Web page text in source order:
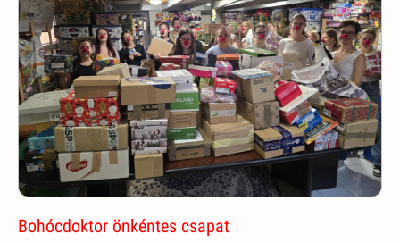
Bohócdoktor önkéntes csapat